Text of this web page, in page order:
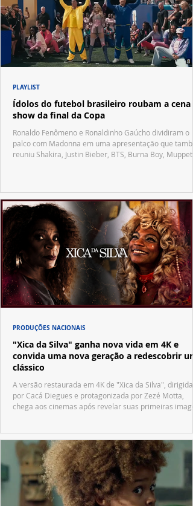
Ídolos do futebol brasileiro roubam a cena
show da final da Copa
Ronaldo Fenômeno e Ronaldinho Gaúcho dividiram o
palco com Madonna em uma apresentação que
reuniu Shakira, Justin Bieber, BTS, Burna Boy, Muppets,
PLAYLIST
"Xica da Silva" ganha nova vida em 4K e
convida uma nova geração a redescobrir um
clássico
A versão restaurada em 4K de "Xica da Silva", dirigida
por Cacá Diegues e protagonizada por Zezé Motta,
chega aos cinemas após revelar suas primeiras
PRODUÇÕES NACIONAIS